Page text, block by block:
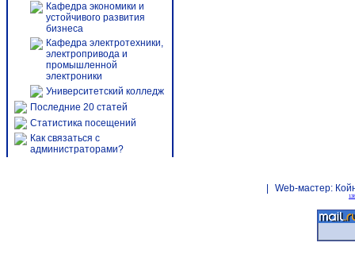
Кафедра экономики и
устойчивого развития
бизнеса
Кафедра электротехники,
электропривода и
промышленной
электроники
Университетский колледж
Последние 20 статей
Статистика посещений
Как связаться с
администраторами?
Web-мастер: